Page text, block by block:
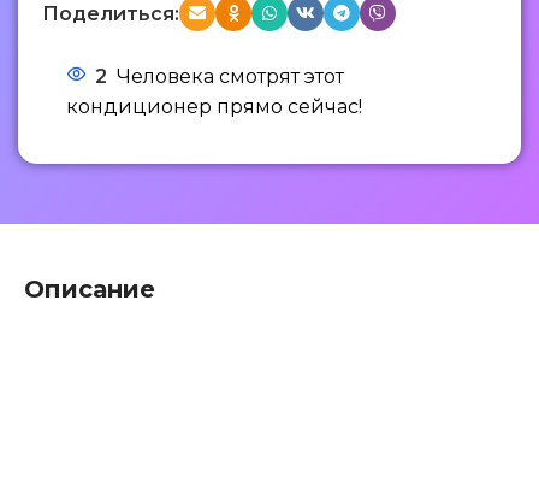
Поделиться:
2 Человека смотрят этот
кондиционер прямо сейчас!
Описание